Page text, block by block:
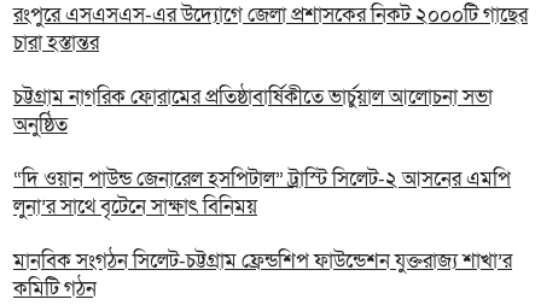
রংপুরে এসএসএস-এর উদ্যোগে জেলা প্রশাসকের নিকট ২০০০টি গাছের
চারা হস্তান্তর
চট্টগ্রাম নাগরিক ফোরামের প্রতিষ্ঠাবার্ষিকীতে ভার্চুয়াল আলোচনা সভা
অনুষ্ঠিত
“দি ওয়ান পাউন্ড জেনারেল হসপিটাল” ট্রাস্টি সিলেট-২ আসনের এমপি
লুনা’র সা‌থে বৃটেনে সাক্ষাৎ বিনিময়
মানবিক সংগঠন সিলেট-চট্টগ্রাম ফ্রেন্ডশিপ ফাউন্ডেশন যুক্তরাজ্য শাখা’র
কমিটি গঠন